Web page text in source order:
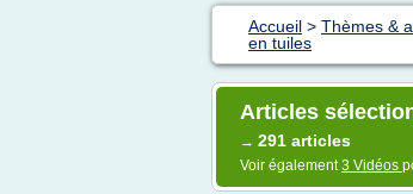
Accueil > Thèmes &
en tuiles
Articles
→ 291 articles
Voir également3 Vidéos